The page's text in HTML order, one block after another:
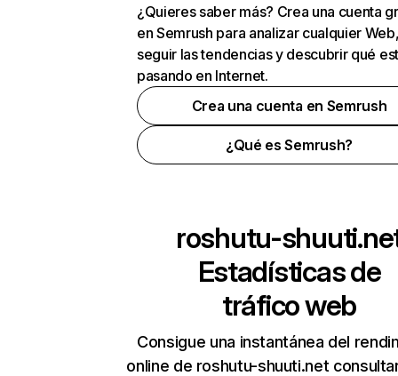
¿Quieres saber más? Crea una cuenta
en Semrush para analizar cualquier
seguir las tendencias y descubrir qué
pasando en Internet.
Crea una cuenta en Semrush
¿Qué es Semrush?
roshutu-
Estadísticas de
tráfico web
Consigue una instantánea del
online de roshutu-shuuti.net